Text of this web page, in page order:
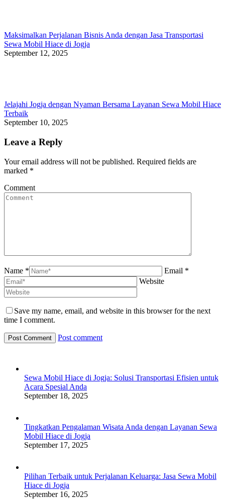
Maksimalkan Perjalanan Bisnis Anda dengan Jasa Transportasi
Sewa Mobil Hiace di Jogja
September 12, 2025
Jelajahi Jogja dengan Nyaman Bersama Layanan Sewa Mobil Hiace
Terbaik
September 10, 2025
Leave a Reply
Your email address will not be published. Required fields are
marked *
Comment
Name *
Email *
Website
Save my name, email, and website in this browser for the next
time I comment.
Post comment
Sewa Mobil Hiace di Jogja: Solusi Transportasi Efisien untuk
Acara Spesial Anda
September 18, 2025
Tingkatkan Pengalaman Wisata Anda dengan Layanan Sewa
Mobil Hiace di Jogja
September 17, 2025
Pilihan Terbaik untuk Perjalanan Keluarga: Jasa Sewa Mobil
Hiace di Jogja
September 16, 2025